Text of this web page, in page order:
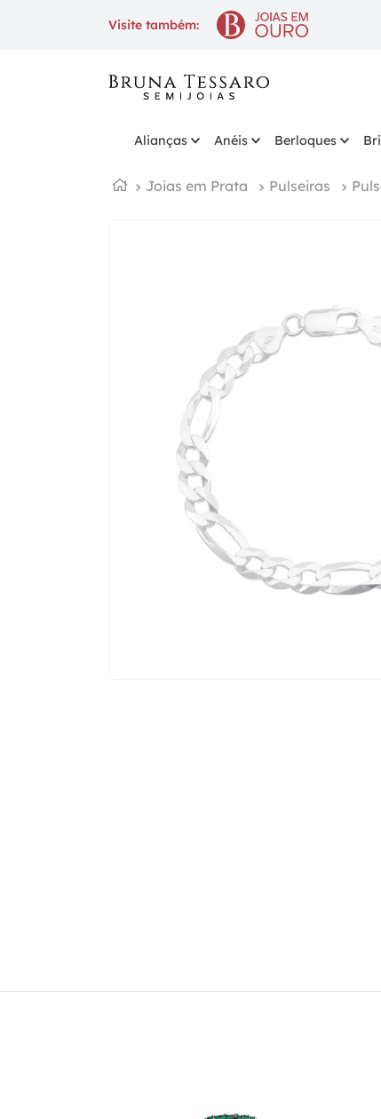
Visite também:
10% OFF na 1ª compra com cupom
Alianças Anéis Berloques
Joias em Prata Pulseiras